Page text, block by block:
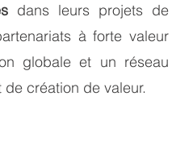
dans leurs projets de
à forte valeur
globale et un réseau
création de valeur.